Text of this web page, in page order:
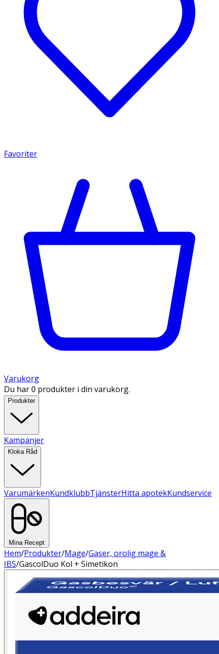
Favoriter
Varukorg
Du har 0 produkter i din varukorg.
Produkter
Kampanjer
Kloka Råd
VarumärkenKundklubbTjänsterHitta apotekKundservice
Mina Recept
Hem/Produkter/Mage/Gaser, orolig mage &
IBS/GascolDuo Kol + Simetikon